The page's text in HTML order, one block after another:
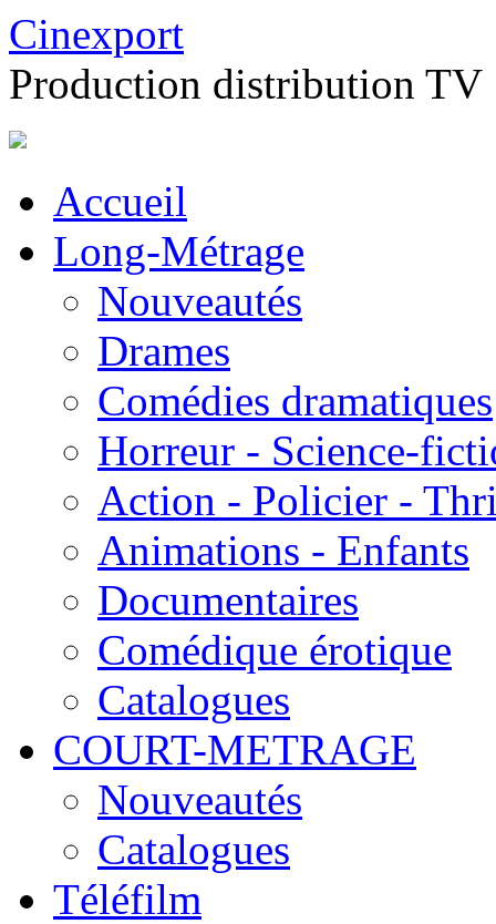
Cinexport
Production distribution TV
Accueil
Long-Métrage
Nouveautés
Drames
Comédies dramatiques
Horreur - Science-
Action - Policier -
Animations - Enfants
Documentaires
Comédique érotique
Catalogues
COURT-METRAGE
Nouveautés
Catalogues
Téléfilm